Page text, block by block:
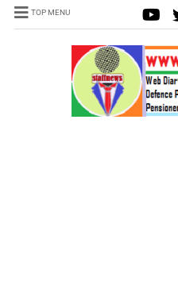
TOP MENU